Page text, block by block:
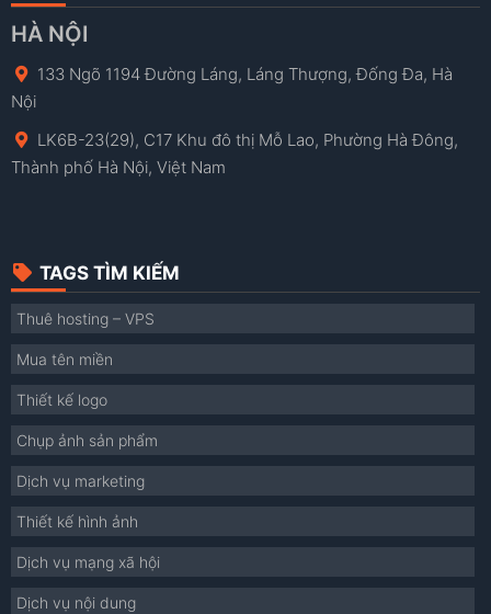
HÀ NỘI
133 Ngõ 1194 Đường Láng, Láng Thượng, Đống Đa, Hà
Nội
LK6B-23(29), C17 Khu đô thị Mỗ Lao, Phường Hà Đông,
Thành phố Hà Nội, Việt Nam
TAGS TÌM KIẾM
Thuê hosting – VPS
Mua tên miền
Thiết kế logo
Chụp ảnh sản phẩm
Dịch vụ marketing
Thiết kế hình ảnh
Dịch vụ mạng xã hội
Dịch vụ nội dung